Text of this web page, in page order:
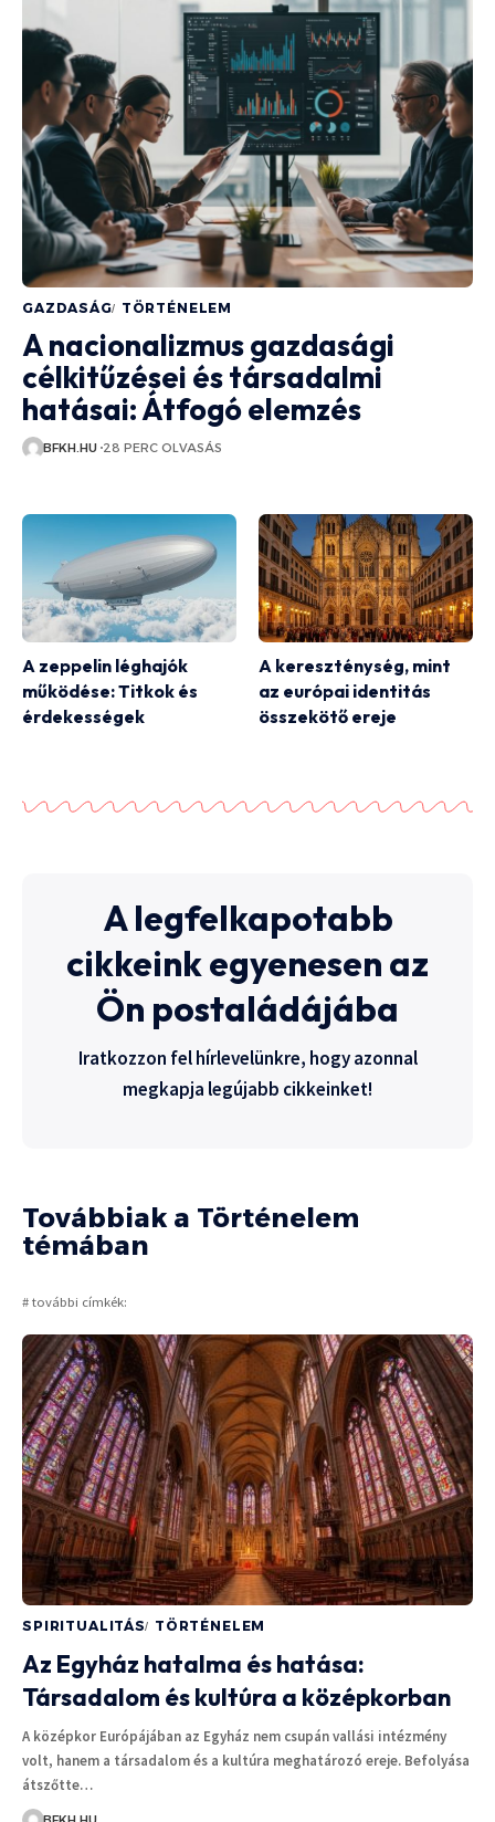
GAZDASÁG TÖRTÉNELEM
A nacionalizmus gazdasági
célkitűzései és társadalmi
hatásai: Átfogó elemzés
BFKH.HU 28 PERC OLVASÁS
A zeppelin léghajók
működése: Titkok és
érdekességek
A kereszténység, mint
az európai identitás
összekötő ereje
A legfelkapotabb
cikkeink egyenesen az
Ön postaládájába
Iratkozzon fel hírlevelünkre, hogy azonnal
megkapja legújabb cikkeinket!
Továbbiak a Történelem
témában
# további címkék:
SPIRITUALITÁS TÖRTÉNELEM
Az Egyház hatalma és hatása:
Társadalom és kultúra a középkorban
A középkor Európájában az Egyház nem csupán vallási intézmény
volt, hanem a társadalom és a kultúra meghatározó ereje. Befolyása
átszőtte…